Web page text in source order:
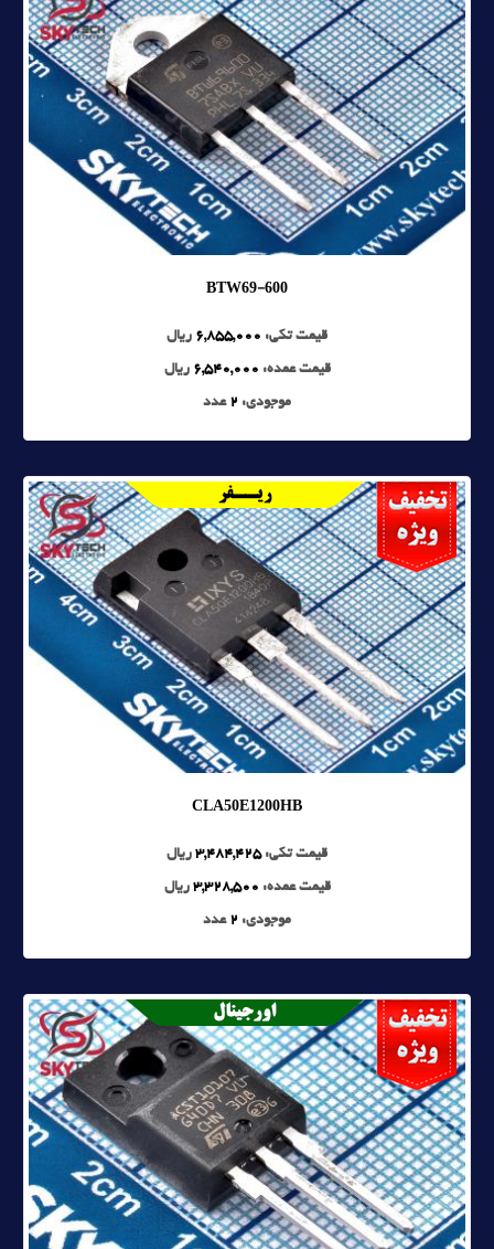
BTW69-600
قیمت تکی: 6,855,000 ریال
قیمت عمده: 6,540,000 ریال
موجودی: 2 عدد
CLA50E1200HB
قیمت تکی:3,484,425 ریال
قیمت عمده: 3,328,500 ریال
موجودی: 2 عدد